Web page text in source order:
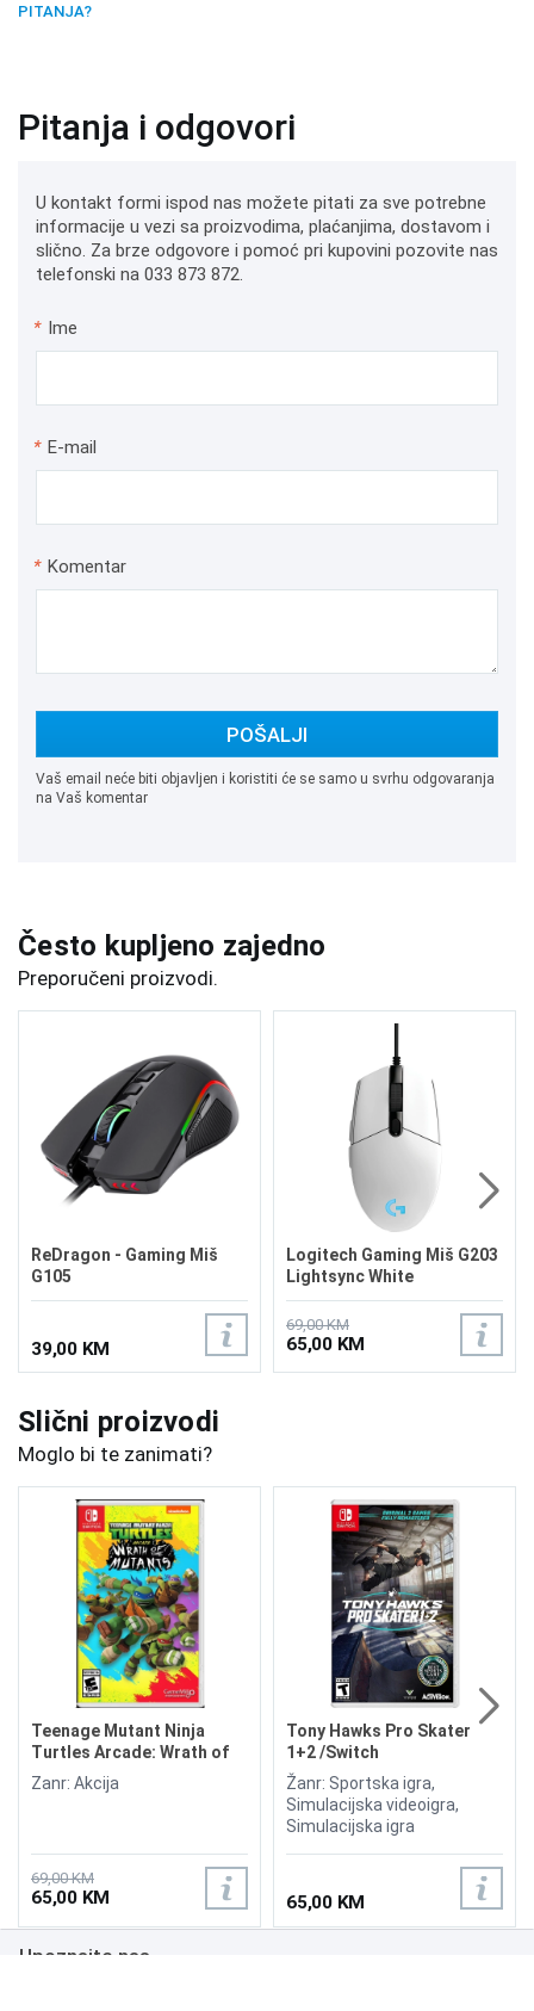
PITANJA?
Pitanja i odgovori
U kontakt formi ispod nas možete pitati za sve potrebne
informacije u vezi sa proizvodima, plaćanjima, dostavom i
slično. Za brze odgovore i pomoć pri kupovini pozovite nas
telefonski na 033 873 872.
* Ime
* E-mail
* Komentar
POŠALJI
Vaš email neće biti objavljen i koristiti će se samo u svrhu odgovaranja
na Vaš komentar
Često kupljeno zajedno
Preporučeni proizvodi.
ReDragon - Gaming Miš
G105
39,00 KM
Logitech Gaming Miš G203
Lightsync White
69,00 KM
65,00 KM
Slični proizvodi
Moglo bi te zanimati?
Teenage Mutant Ninja
Turtles Arcade: Wrath of
the Mutants /Switch
Zanr: Akcija
69,00 KM
65,00 KM
Tony Hawks Pro Skater
1+2 /Switch
Žanr: Sportska igra,
Simulacijska videoigra,
Simulacijska igra
65,00 KM
Upoznajte nas